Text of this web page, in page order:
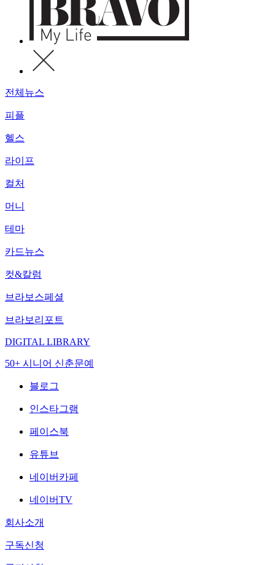
전체뉴스
피플
헬스
라이프
컬처
머니
테마
카드뉴스
컷&칼럼
브라보스페셜
브라보리포트
DIGITAL LIBRARY
50+ 시니어 신춘문예
블로그
인스타그램
페이스북
유튜브
네이버카페
네이버TV
회사소개
구독신청